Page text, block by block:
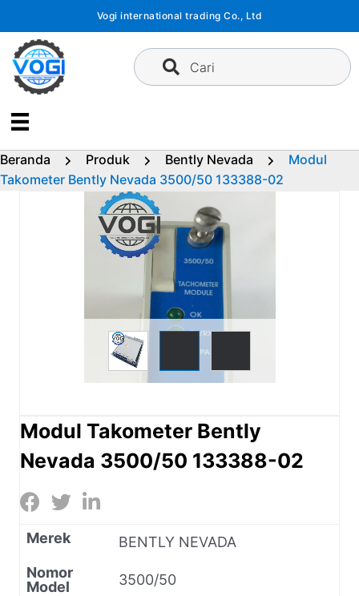
konten
Vogi international trading Co., Ltd
Cari
Beranda Produk Bently Nevada
Modul
Takometer Bently Nevada 3500/50 133388-02
Modul Takometer Bently
Nevada 3500/50 133388-02
Merek
BENTLY NEVADA
Nomor
Model
3500/50